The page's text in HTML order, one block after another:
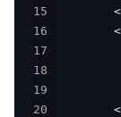
15
16
17
18
19
20